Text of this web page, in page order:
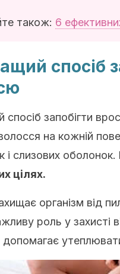
також: 6
спосіб
спосіб запобігти
на кожній
і слизових оболонок.
цілях.
організм від
роль у захисті